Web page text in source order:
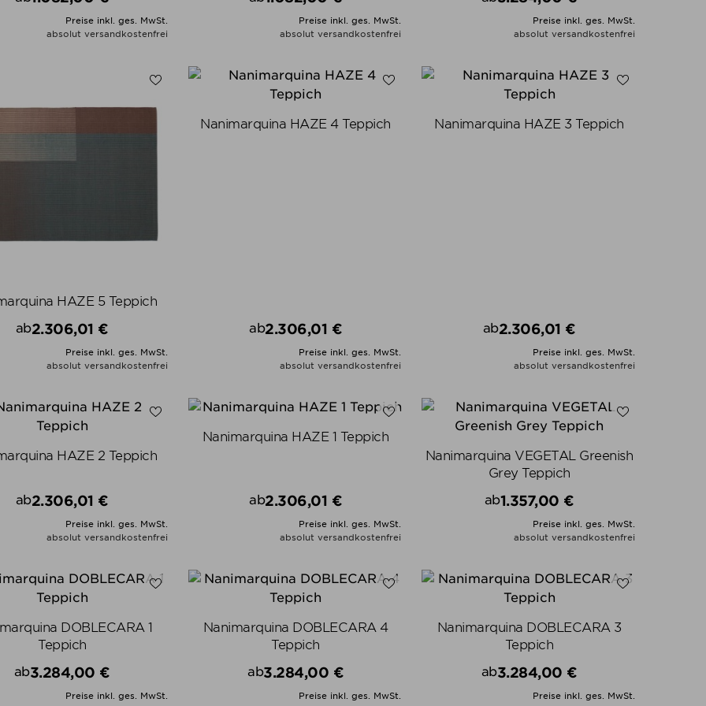
Preis
Preise inkl. ges. MwSt.
absolut versandkostenfrei
Preis
Preise inkl. ges. MwSt.
absolut versandkostenfrei
Preis
Preise inkl. ges. MwSt.
absolut versandkostenfrei
HAZE 5 Teppich
ab
Preis
2.306,01 €
Preise inkl. ges. MwSt.
absolut versandkostenfrei
Nanimarquina HAZE 4 Teppich
ab
Preis
2.306,01 €
Preise inkl. ges. MwSt.
absolut versandkostenfrei
Nanimarquina HAZE 3 Teppich
ab
Preis
2.306,01 €
Preise inkl. ges. MwSt.
absolut versandkostenfrei
HAZE 2 Teppich
ab
Preis
2.306,01 €
Preise inkl. ges. MwSt.
absolut versandkostenfrei
Nanimarquina HAZE 1 Teppich
ab
Preis
2.306,01 €
Preise inkl. ges. MwSt.
absolut versandkostenfrei
Nanimarquina VEGETAL Greenish
Grey Teppich
ab
Preis
1.357,00 €
Preise inkl. ges. MwSt.
absolut versandkostenfrei
DOBLECARA 1
Teppich
ab
Preis
3.284,00 €
Preise inkl. ges. MwSt.
Nanimarquina DOBLECARA 4
Teppich
ab
Preis
3.284,00 €
Preise inkl. ges. MwSt.
Nanimarquina DOBLECARA 3
Teppich
ab
Preis
3.284,00 €
Preise inkl. ges. MwSt.